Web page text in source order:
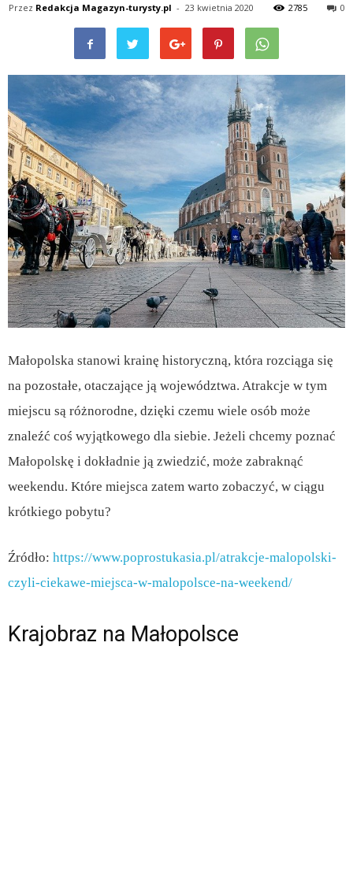
Przez Redakcja Magazyn-turysty.pl - 23 kwietnia 2020 2785 0
Małopolska stanowi krainę historyczną, która rozciąga się
na pozostałe, otaczające ją województwa. Atrakcje w tym
miejscu są różnorodne, dzięki czemu wiele osób może
znaleźć coś wyjątkowego dla siebie. Jeżeli chcemy poznać
Małopolskę i dokładnie ją zwiedzić, może zabraknąć
weekendu. Które miejsca zatem warto zobaczyć, w ciągu
krótkiego pobytu?
Źródło: https://www.poprostukasia.pl/atrakcje-malopolski-
czyli-ciekawe-miejsca-w-malopolsce-na-weekend/
Krajobraz na Małopolsce